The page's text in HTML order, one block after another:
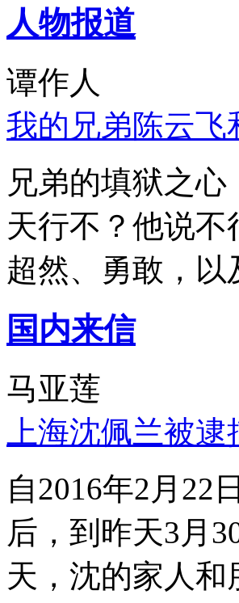
人物报道
谭作人
我的兄弟陈云飞
兄弟的填狱之
天行不？他说
超然、勇敢，
国内来信
马亚莲
上海沈佩兰被
自2016年2月22
后，到昨天3月
天，沈的家人